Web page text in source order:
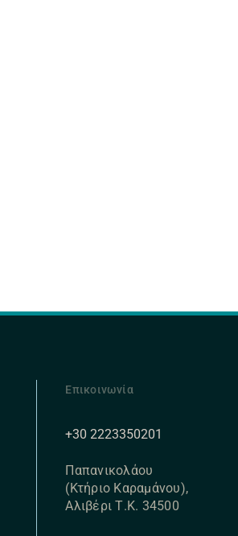
Επικοινωνία
+30 2223350201
Παπανικολάου
(Κτήριο Καραμάνου),
Αλιβέρι Τ.Κ. 34500